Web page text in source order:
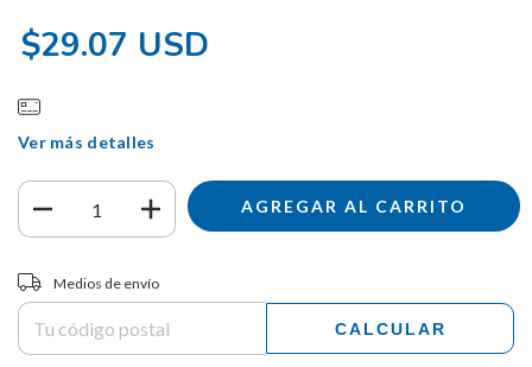
$29.07 USD
Ver más detalles
Entregas para el CP:
Medios de envío
CALCULAR